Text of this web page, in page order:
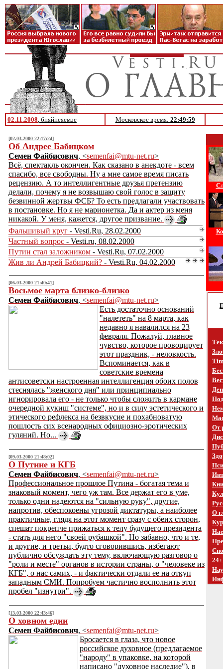
02.11.2008, бняйпеяемэе Московское время: 22:49:59
[02.03.2000 22:17:24]
Об Андрее Бабицком
Семен Файбисович, <semenfai@mtu-net.ru>
Всё, спектакль окончен. Как сказано в анекдоте - всем
спасибо, все свободны. Ну а мне самое время писать
рецензию. А то интеллигентные друзья претензию
делали, почему я не возвышаю свой голос в защиту
безвинной жертвы ФСБ? То есть предлагали участвовать
в постановке. Но я не марионетка. Да и актер из меня
никакой. У меня, кажется, другое призвание.
Фальшивый круг - Vesti.Ru, 28.02.2000
Частный вопрос - Vesti.ru, 08.02.2000
Путин стал заложником - Vesti.Ru, 07.02.2000
Жив ли Андрей Бабицкий? - Vesti.Ru, 04.02.2000
[06.03.2000 21:40:41]
Восьмое марта близко-близко
Семен Файбисович, <semenfai@mtu-net.ru>
Есть достаточно оснований
"налететь" на 8 марта, как
недавно я навалился на 23
февраля. Пожалуй, главное
чувство, которое провоцирует
этот праздник, - неловкость.
Вспоминается, как в
советские времена
антисоветски настроенная интеллигенция обоих полов
стеснялась "женского дня" или принципиально
игнорировала его - не только чтобы сложить в кармане
очередной кукиш "системе", но и в силу эстетического и
этического рефлекса на безвкусие и похабноватую
пошлость сих всенародных официозно-эротических
гуляний. Но...
[09.03.2000 21:48:02]
О Путине и КГБ
Семен Файбисович, <semenfai@mtu-net.ru>
Профессиональное прошлое Путина - богатая тема и
знаковый момент, чего уж там. Все держат его в уме,
только одни надеются на "сильную руку", другие,
напротив, обеспокоены угрозой диктатуры, а наиболее
практичные, глядя на этот момент сразу с обеих сторон,
спешат покрепче прижаться к телу будущего президента
- стать для него "своей рубашкой". Но забавно, что и те,
и другие, и третьи, будто сговорившись, избегают
публично обсуждать эту тему, включающую разговор о
"роли и месте" органов в истории страны, о "человеке из
КГБ", о нас самих, - и фактически отдали ее на откуп
западным СМИ. Попробуем частично восполнить этот
пробел "изнутри".
[13.03.2000 22:43:46]
О ховном едии
Семен Файбисович, <semenfai@mtu-net.ru>
Бросается в глаза, что новое
российское духовное (предлагаемое
"народу" в упаковке, на которой
написано "духовное наследие"), в
От
О